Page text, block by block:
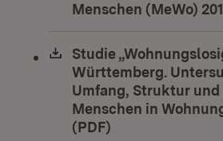
Menschen (MeWo)
Download:
Studie
Württemberg.
Umfang, Struktur
Menschen in
(PDF)